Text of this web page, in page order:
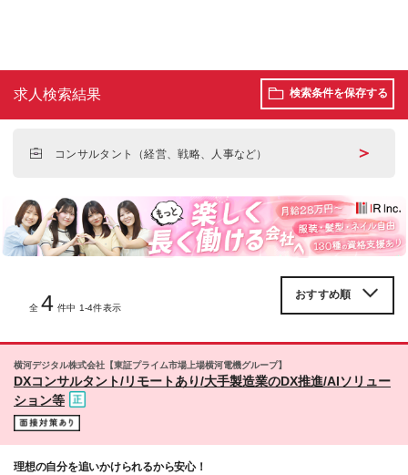
求人検索結果 検索条件を保存する
コンサルタント（経営、戦略、人事など） ＞
全 4 件中 1-4件表示
横河デジタル株式会社【東証プライム市場上場横河電機グループ】
DXコンサルタント/リモートあり/大手製造業のDX推進/AIソリュー
ション等
理想の自分を追いかけられるから安心！